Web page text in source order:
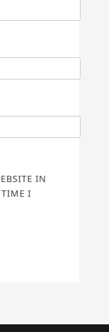
IN
TIME I